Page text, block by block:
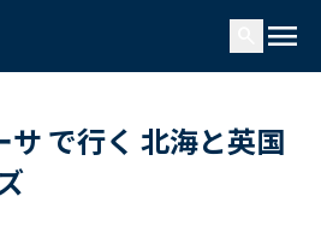
menu
サ で行く 北海と英国